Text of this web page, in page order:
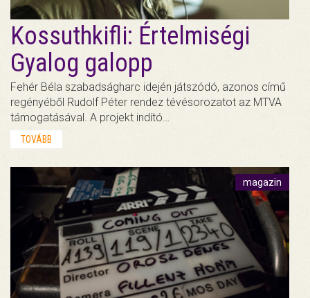
Kossuthkifli: Értelmiségi
Gyalog galopp
Fehér Béla szabadságharc idején játszódó, azonos című
regényéből Rudolf Péter rendez tévésorozatot az MTVA
támogatásával. A projekt indító…
TOVÁBB
magazin